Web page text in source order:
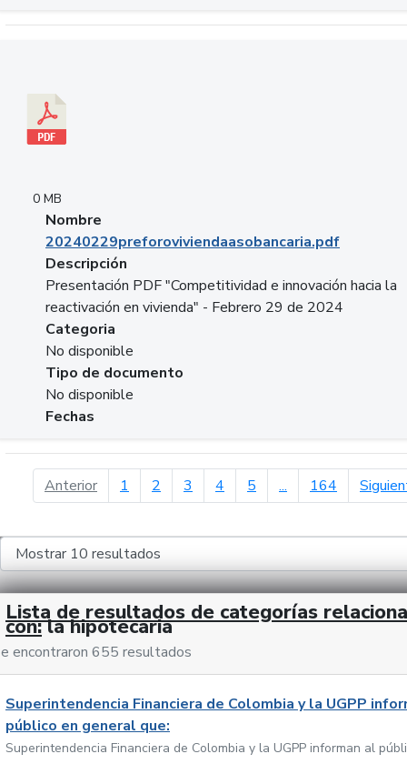
0 MB
Nombre
20240229preforoviviendaasobancaria.pdf
Descripción
Presentación PDF "Competitividad e innovación hacia la
reactivación en vivienda" - Febrero 29 de 2024
Categoria
No disponible
Tipo de documento
No disponible
Fechas
Anteriorpágina anterior
1 2 3 4 5 ... 164
Lista de resultados de categorías
con: la hipotecaria
encontraron 655 resultados
Superintendencia Financiera de Colombia y la UGPP
público en general que:
Superintendencia Financiera de Colombia y la UGPP informan al